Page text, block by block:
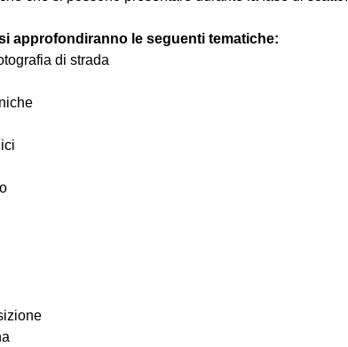
approfondiranno le seguenti tematiche:
di strada